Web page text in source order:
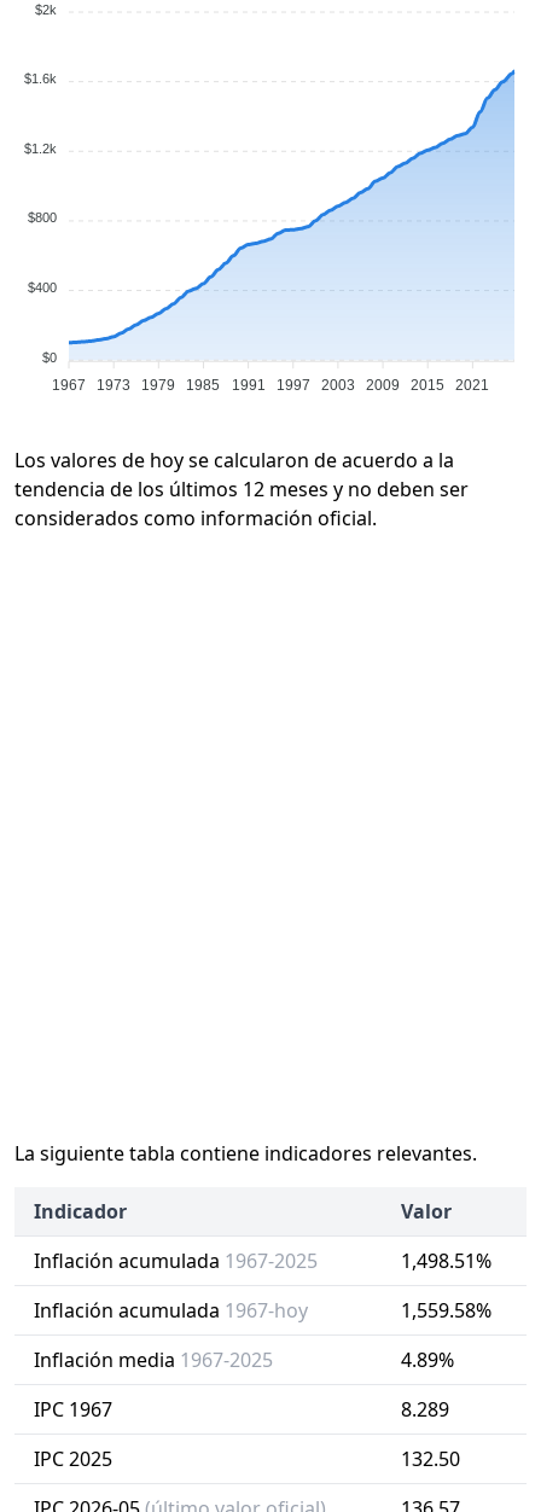
$2k
$1.6k
$1.2k
$800
$400
$0
1967 1973 1979 1985 1991 1997 2003 2009 2015 2021
Los valores de hoy se calcularon de acuerdo a la
tendencia de los últimos 12 meses y no deben ser
considerados como información oficial.
La siguiente tabla contiene indicadores relevantes.
Indicador
Valor
Inflación acumulada 1967-2025
1,498.51%
Inflación acumulada 1967-hoy
1,559.58%
Inflación media 1967-2025
4.89%
IPC 1967
8.289
IPC 2025
132.50